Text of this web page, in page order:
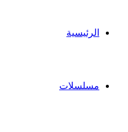
الرئيسية
مسلسلات